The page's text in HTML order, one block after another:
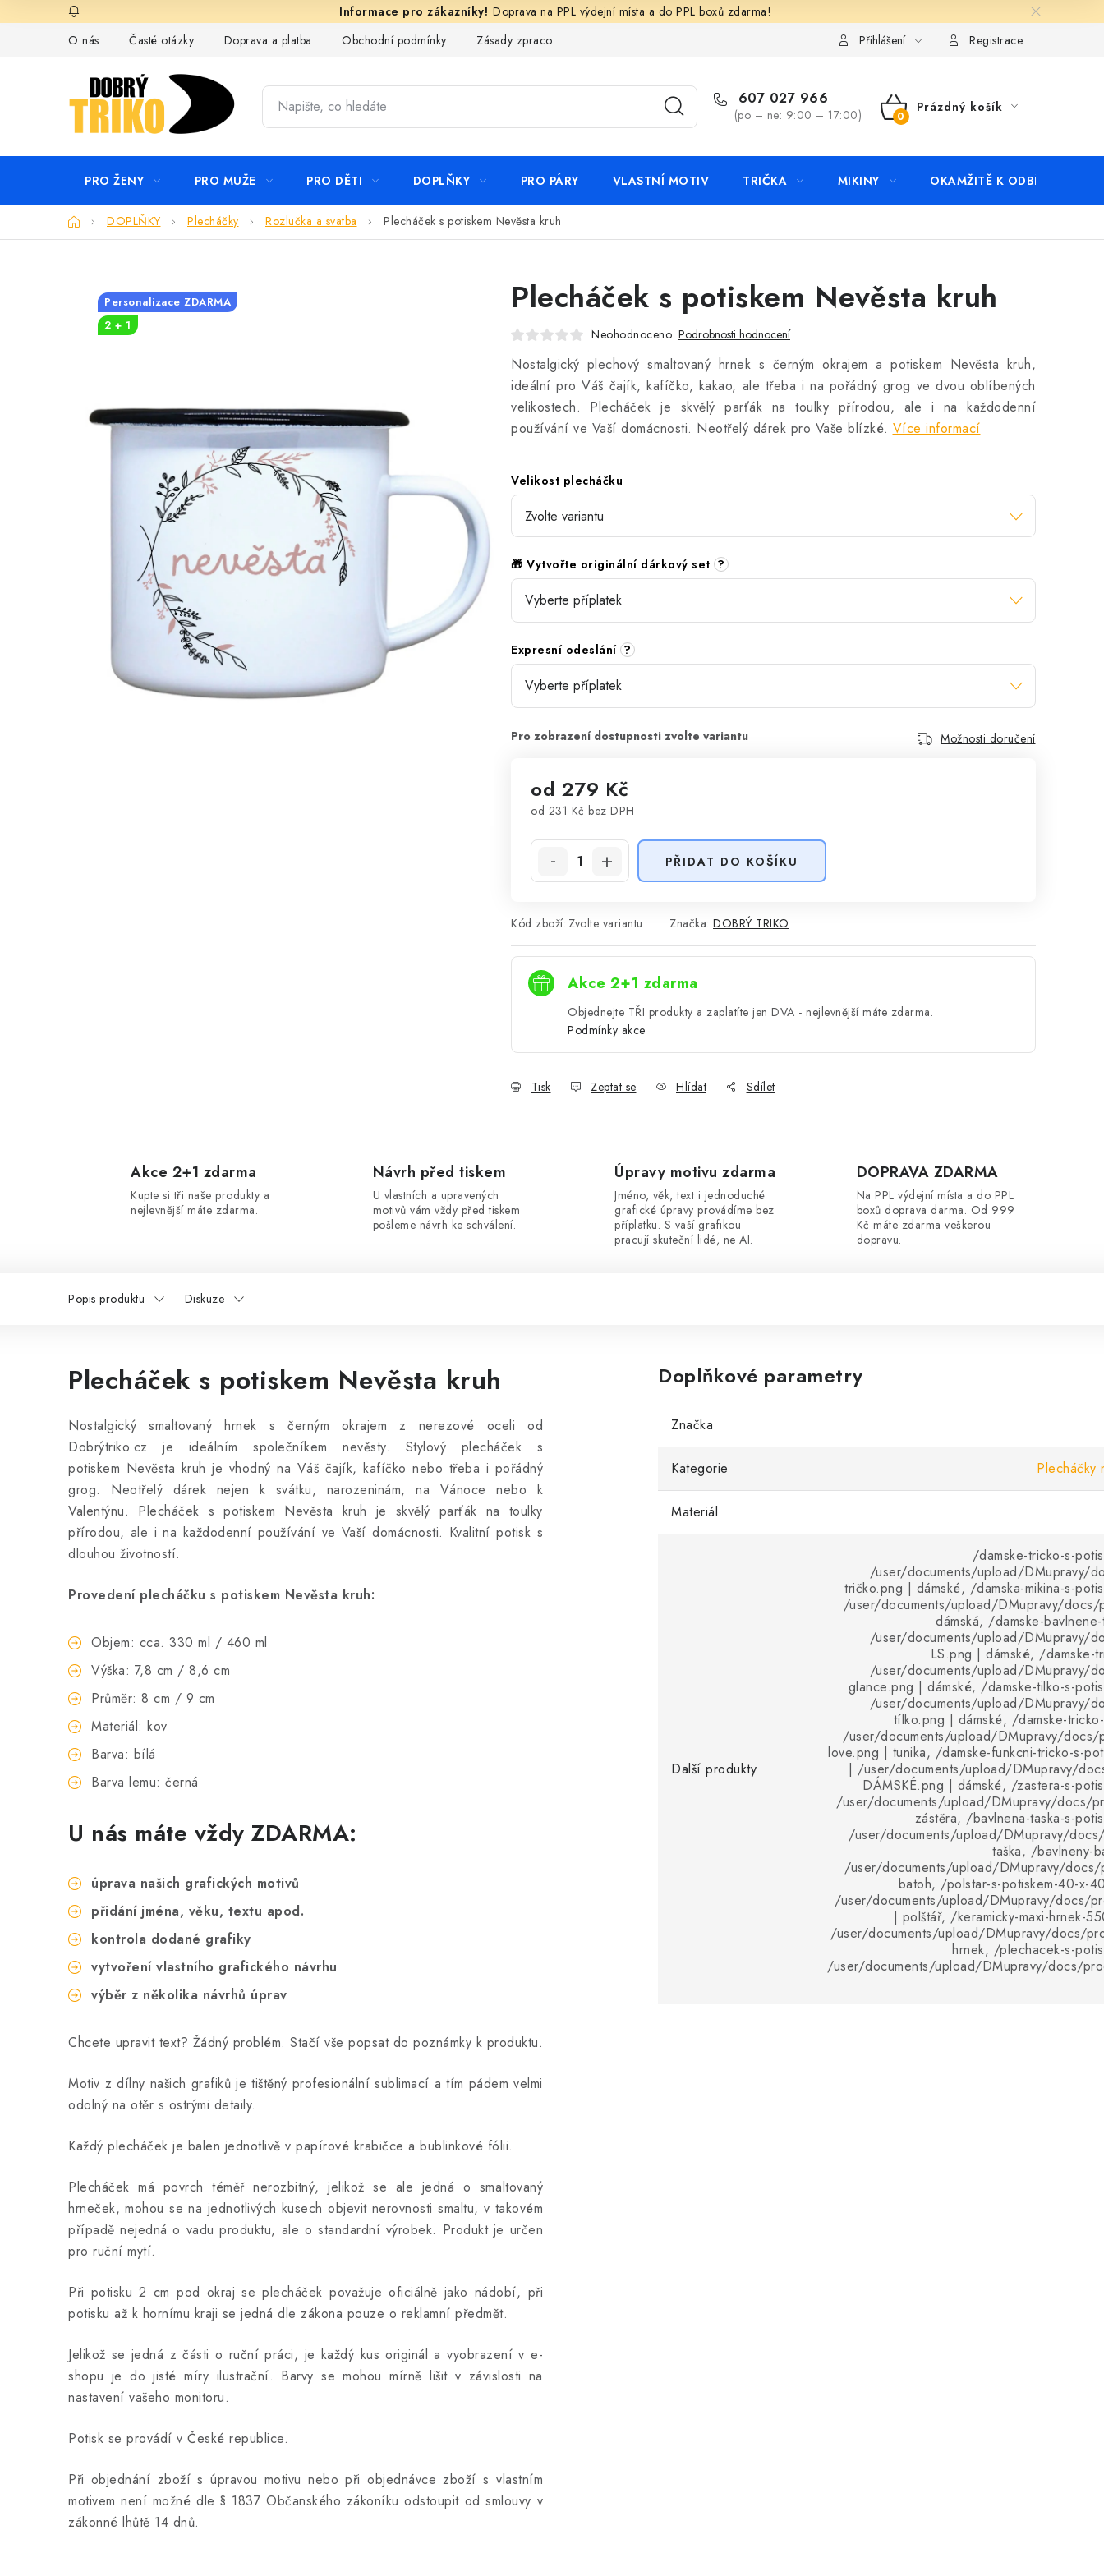
na
Doprava na PPL výdejní místa a do PPL boxů zdarma!
O nás
Časté otázky Doprava a platba Obchodní podmínky Zásady zpracování ochrany osobních údajů KontaktyPřihlášení Registrace
607 027 966
(po – ne: 9:00 – 17:00)
NÁKUPNÍ
Prázdný košík
PRO ŽENY PRO MUŽE PRO DĚTI DOPLŇKY PRO PÁRY VLASTNÍ MOTIV TRIČKA MIKINY OKAMŽITĚ K ODBĚRU
DomůDOPLŇKY Plecháčky Rozlučka a svatba Plecháček s potiskem Nevěsta kruh
Plecháček s potiskem Nevěsta kruh
Neohodnoceno Podrobnosti hodnocení
Nostalgický plechový smaltovaný hrnek s černým okrajem a potiskem Nevěsta kruh,
ideální pro Váš čajík, kafíčko, kakao, ale třeba i na pořádný grog ve dvou oblíbených
velikostech. Plecháček je skvělý parťák na toulky přírodou, ale i na každodenní
používání ve Vaší domácnosti. Neotřelý dárek pro Vaše blízké. Více informací
Velikost plecháčku
🎁 Vytvořte originální dárkový set ?
Expresní odeslání ?
Možnosti doručení
od 279 Kč
od 231 Kč bez DPH
PŘIDAT DO KOŠÍKU
Kód zboží: Zvolte variantu Značka: DOBRÝ TRIKO
Akce 2+1 zdarma
Objednejte TŘI produkty a zaplatíte jen DVA - nejlevnější máte zdarma.
Podmínky akce
Tisk Zeptat se Hlídat Sdílet
Personalizace ZDARMA
2 + 1
Akce 2+1 zdarma
Kupte si tři naše produkty a
nejlevnější máte zdarma.
Návrh před tiskem
U vlastních a upravených
motivů vám vždy před tiskem
pošleme návrh ke schválení.
Úpravy motivu zdarma
Jméno, věk, text i jednoduché
grafické úpravy provádíme bez
příplatku. S vaší grafikou
pracují skuteční lidé, ne AI.
DOPRAVA ZDARMA
Na PPL výdejní místa a do PPL
boxů doprava darma. Od 999
Kč máte zdarma veškerou
dopravu.
Popis produktu Diskuze
Plecháček s potiskem Nevěsta kruh
Nostalgický smaltovaný hrnek s černým okrajem z nerezové oceli od
Dobrýtriko.cz je ideálním společníkem nevěsty. Stylový plecháček s
potiskem Nevěsta kruh je vhodný na Váš čajík, kafíčko nebo třeba i pořádný
grog. Neotřelý dárek nejen k svátku, narozeninám, na Vánoce nebo k
Valentýnu. Plecháček s potiskem Nevěsta kruh je skvělý parťák na toulky
přírodou, ale i na každodenní používání ve Vaší domácnosti. Kvalitní potisk s
dlouhou životností.
Provedení plecháčku s potiskem Nevěsta kruh:
Objem: cca. 330 ml / 460 ml
Výška: 7,8 cm / 8,6 cm
Průměr: 8 cm / 9 cm
Materiál: kov
Barva: bílá
Barva lemu: černá
U nás máte vždy ZDARMA:
úprava našich grafických motivů
přidání jména, věku, textu apod.
kontrola dodané grafiky
vytvoření vlastního grafického návrhu
výběr z několika návrhů úprav
Chcete upravit text? Žádný problém. Stačí vše popsat do poznámky k produktu.
Motiv z dílny našich grafiků je tištěný profesionální sublimací a tím pádem velmi
odolný na otěr s ostrými detaily.
Každý plecháček je balen jednotlivě v papírové krabičce a bublinkové fólii.
Plecháček má povrch téměř nerozbitný, jelikož se ale jedná o smaltovaný
hrneček, mohou se na jednotlivých kusech objevit nerovnosti smaltu, v takovém
případě nejedná o vadu produktu, ale o standardní výrobek. Produkt je určen
pro ruční mytí.
Při potisku 2 cm pod okraj se plecháček považuje oficiálně jako nádobí, při
potisku až k hornímu kraji se jedná dle zákona pouze o reklamní předmět.
Jelikož se jedná z části o ruční práci, je každý kus originál a vyobrazení v e-
shopu je do jisté míry ilustrační. Barvy se mohou mírně lišit v závislosti na
nastavení vašeho monitoru.
Potisk se provádí v České republice.
Při objednání zboží s úpravou motivu nebo při objednávce zboží s vlastním
motivem není možné dle § 1837 Občanského zákoníku odstoupit od smlouvy v
zákonné lhůtě 14 dnů.
Doplňkové parametry
Značka
Kategorie Plecháčky
Materiál
Další produkty
/damske-tricko-s-
/user/documents/upload/DMupravy/
tričko.png | dámské, /damska-mikina-s-
/user/documents/upload/DMupravy/docs/
dámská, /damske-
/user/documents/upload/DMupravy/
LS.png | dámské, /damske-
/user/documents/upload/DMupravy/
glance.png | dámské, /damske-tilko-s-
/user/documents/upload/DMupravy/
tílko.png | dámské, /damske-
/user/documents/upload/DMupravy/docs/
love.png | tunika, /damske-funkcni-tricko-s-
| /user/documents/upload/DMupravy/
DÁMSKÉ.png | dámské, /zastera-s-
/user/documents/upload/DMupravy/docs/
zástěra, /bavlnena-taska-s-
/user/documents/upload/DMupravy/
taška, /bavlneny-
/user/documents/upload/DMupravy/
batoh, /polstar-s-potiskem-40-x-
/user/documents/upload/DMupravy/docs/
| polštář, /keramicky-maxi-hrnek-
/user/documents/upload/DMupravy/docs/
hrnek, /plechacek-s-
/user/documents/upload/DMupravy/docs/